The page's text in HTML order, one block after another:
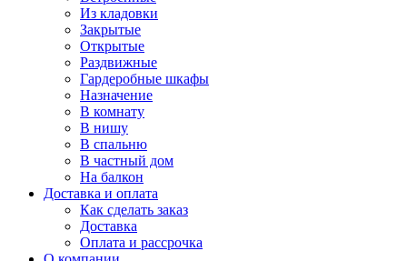
Из кладовки
Закрытые
Открытые
Раздвижные
Гардеробные шкафы
Назначение
В комнату
В нишу
В спальню
В частный дом
На балкон
Доставка и оплата
Как сделать заказ
Доставка
Оплата и рассрочка